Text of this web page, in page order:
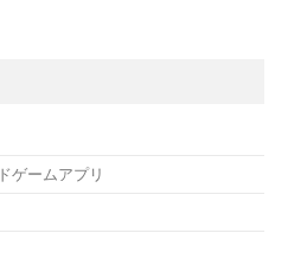
ゲームアプリ